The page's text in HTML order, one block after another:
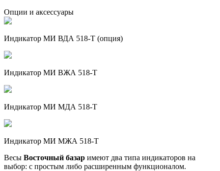
Опции и аксессуары
Индикатор МИ ВДА 518-Т (опция)
Индикатор МИ ВЖА 518-Т
Индикатор МИ МДА 518-Т
Индикатор МИ МЖА 518-Т
Весы Восточный базар имеют два типа индикаторов на
выбор: с простым либо расширенным функционалом.